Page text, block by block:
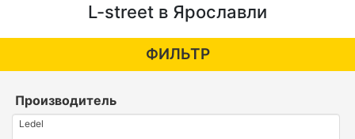
L-street в Ярославли
ФИЛЬТР
Производитель